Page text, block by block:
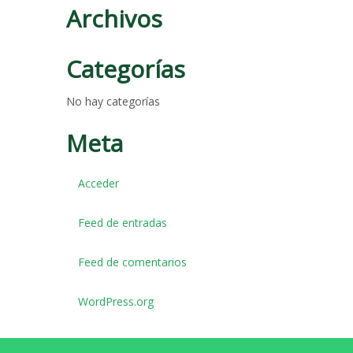
Archivos
Categorías
No hay categorías
Meta
Acceder
Feed de entradas
Feed de comentarios
WordPress.org